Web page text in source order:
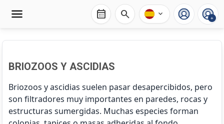
calendar_month search expand_more +
BRIOZOOS Y ASCIDIAS
Briozoos y ascidias suelen pasar desapercibidos, pero
son filtradores muy importantes en paredes, rocas y
estructuras sumergidas. Muchas especies forman